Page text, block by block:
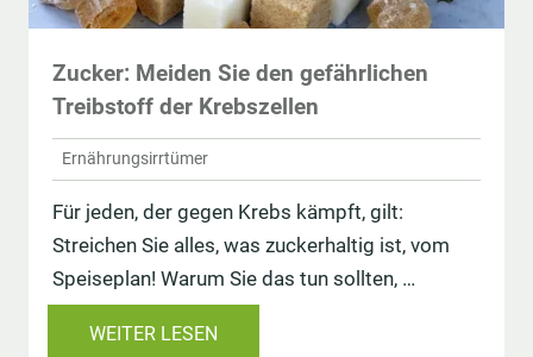
Zucker: Meiden Sie den gefährlichen
Treibstoff der Krebszellen
Ernährungsirrtümer
Für jeden, der gegen Krebs kämpft, gilt:
Streichen Sie alles, was zuckerhaltig ist, vom
Speiseplan! Warum Sie das tun sollten, …
WEITER LESEN